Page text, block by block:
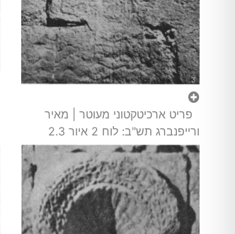
פריט ארכיטקטוני מעוטר | מאיר
ורייפנברג תש"ב: לוח 2 איור 2.3